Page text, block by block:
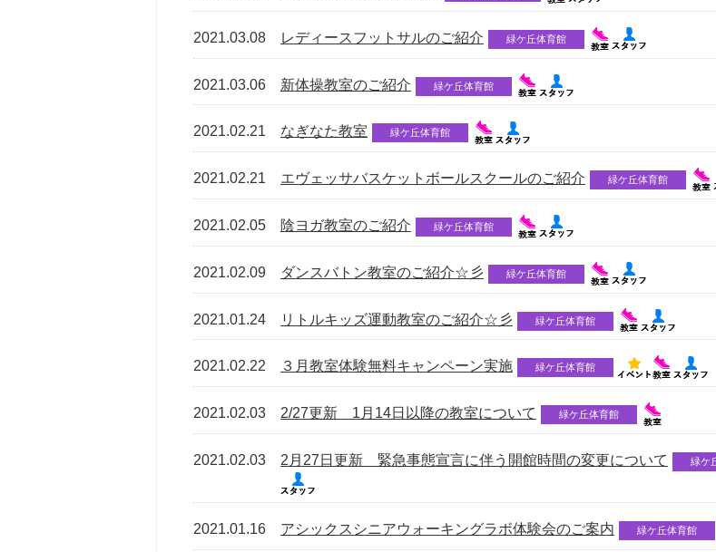
2021.03.08 レディースフットサルのご紹介 緑ケ丘体育館
2021.03.06 新体操教室のご紹介 緑ケ丘体育館
2021.02.21 なぎなた教室 緑ケ丘体育館
2021.02.21 エヴェッサバスケットボールスクールのご紹介 緑ケ丘体育館
2021.02.05 陰ヨガ教室のご紹介 緑ケ丘体育館
2021.02.09 ダンスバトン教室のご紹介☆彡 緑ケ丘体育館
2021.01.24 リトルキッズ運動教室のご紹介☆彡 緑ケ丘体育館
2021.02.22 ３月教室体験無料キャンペーン実施 緑ケ丘体育館
2021.02.03 2/27更新 1月14日以降の教室について 緑ケ丘体育館
2021.02.03 2月27日更新 緊急事態宣言に伴う開館時間の変更について 緑ケ
2021.01.16 アシックスシニアウォーキングラボ体験会のご案内 緑ケ丘体育館